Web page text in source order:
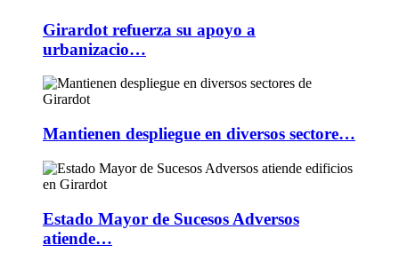
Girardot refuerza su apoyo a
urbanizacio…
Mantienen despliegue en diversos sectore…
Estado Mayor de Sucesos Adversos
atiende…